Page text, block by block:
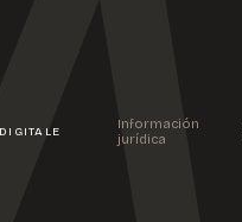
Información
jurídica